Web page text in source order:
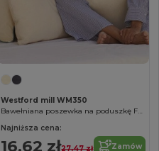
Westford mill WM350
Bawełniana poszewka na poduszkę Fairtrade
Najniższa cena:
16,62 zł27,47 zł Zamów